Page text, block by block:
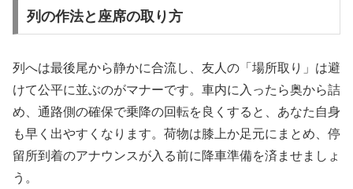
列の作法と座席の取り方
列へは最後尾から静かに合流し、友人の「場所取り」は避
けて公平に並ぶのがマナーです。車内に入ったら奥から詰
め、通路側の確保で乗降の回転を良くすると、あなた自身
も早く出やすくなります。荷物は膝上か足元にまとめ、停
留所到着のアナウンスが入る前に降車準備を済ませましょ
う。